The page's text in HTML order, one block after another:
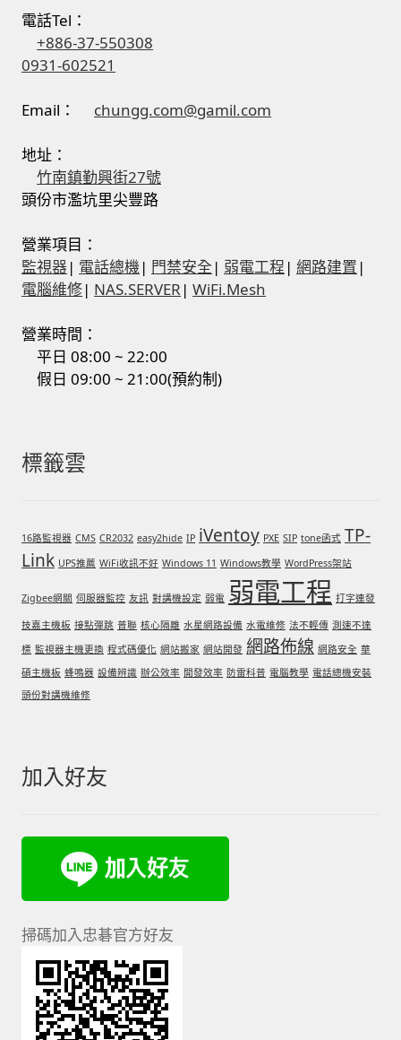
電話Tel：
+886-37-550308
0931-602521
Email： chungg.com@gamil.com
地址：
竹南鎮勤興街27號
頭份市濫坑里尖豐路
營業項目：
監視器| 電話總機| 門禁安全 | 弱電工程 |網路建置 |
電腦維修| NAS.SERVER |WiFi.Mesh
營業時間：
平日 08:00 ~ 22:00
假日 09:00 ~ 21:00(預約制)
標籤雲
16路監視器 CMS CR2032 easy2hide IP iVentoy PXE SIP tone函式 TP-
Link UPS推薦 WiFi收訊不好 Windows 11 Windows教學 WordPress架站
Zigbee網關 伺服器監控 友訊 對講機設定 弱電 弱電工程 打字連發
技嘉主機板 接點彈跳 普聯 核心隔離 水星網路設備 水電維修 法不輕傳 測速不達
標 監視器主機更換 程式碼優化 網站搬家 網站開發 網路佈線 網路安全 華
碩主機板 蜂鳴器 設備辨識 辦公效率 開發效率 防雷科普 電腦教學 電話總機安裝
頭份對講機維修
加入好友
掃碼加入忠碁官方好友